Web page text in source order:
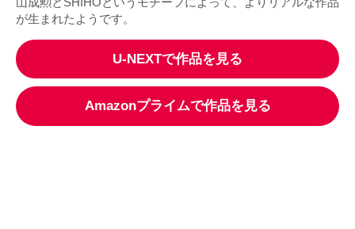
が生まれたようです。
U-NEXTで作品を見る
Amazonプライムで作品を見る